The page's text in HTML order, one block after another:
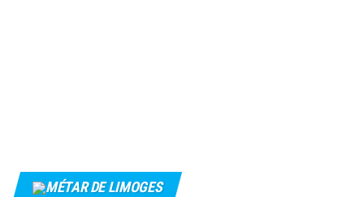
MÉTAR DE LIMOGES